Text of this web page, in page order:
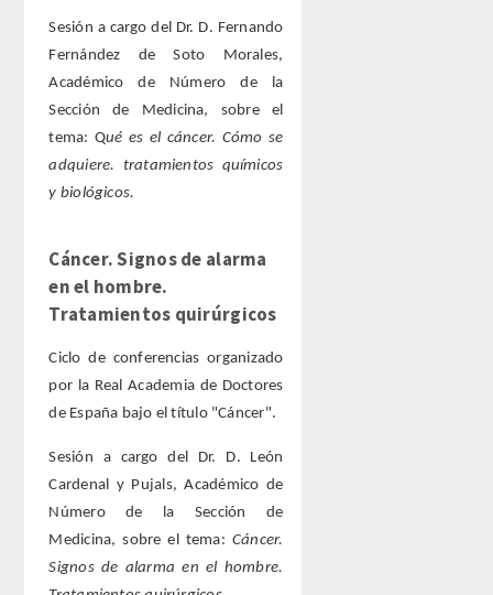
DE MÉRITO
HONOR
ACTIVIDADES
2026
HISTÓRICO
VIDEOTECA
PREMIOS 2026
PUBLICACIONES
Sesión a cargo del Dr. D. Fernando
Fernández de Soto Morales,
Académico de Número de la
Sección de Medicina, sobre el
tema: Qué es el cáncer. Cómo se
adquiere. tratamientos químicos
y biológicos.
Cáncer. Signos de alarma
en el hombre.
Tratamientos quirúrgicos
Ciclo de conferencias organizado
por la Real Academia de Doctores
de España bajo el título "Cáncer".
Sesión a cargo del Dr. D. León
Cardenal y Pujals, Académico de
Número de la Sección de
Medicina, sobre el tema: Cáncer.
Signos de alarma en el hombre.